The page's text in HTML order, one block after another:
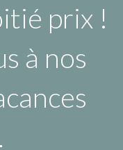
prix !
à nos